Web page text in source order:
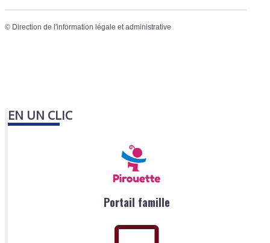
© Direction de l'information légale et administrative
EN UN CLIC
Portail famille